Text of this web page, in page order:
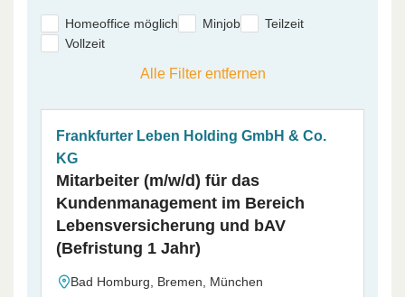
Homeoffice möglich Minjob
Teilzeit
Vollzeit
Alle Filter entfernen
Frankfurter Leben Holding GmbH & Co.
KG
Mitarbeiter (m/w/d) für das
Kundenmanagement im Bereich
Lebensversicherung und bAV
(Befristung 1 Jahr)
Bad Homburg, Bremen, München